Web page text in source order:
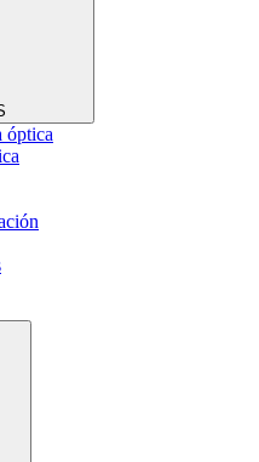
óptica